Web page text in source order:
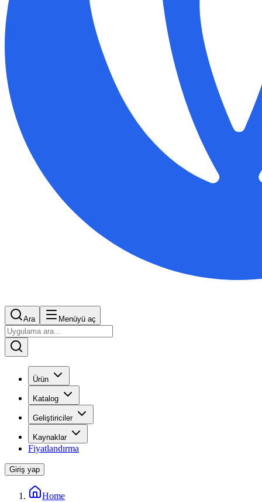
Ara Menüyü aç
Ürün
Katalog
Geliştiriciler
Kaynaklar
Fiyatlandırma
Giriş yap
Home